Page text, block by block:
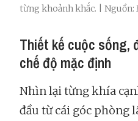
từng khoảnh khắc. | Nguồn:
Thiết kế cuộc sống,
chế độ mặc định
Nhìn lại từng khía
đầu từ cái góc phòng